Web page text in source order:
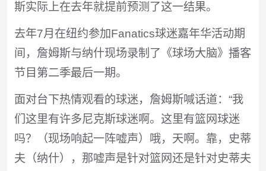
斯实际上在去年就提前预测了这一结果。
去年7月在纽约参加Fanatics球迷嘉年华活动期
间，詹姆斯与纳什现场录制了《球场大脑》播客
节目第二季最后一期。
面对台下热情观看的球迷，詹姆斯喊话道：“我
们这里有许多尼克斯球迷啊。这里有篮网球迷
吗？（现场响起一阵嘘声）哦，天啊。靠，史蒂
夫（纳什），那嘘声是针对篮网还是针对史蒂夫